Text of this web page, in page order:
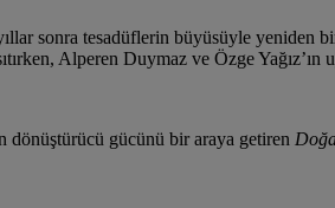
sonra tesadüflerin büyüsüyle yeniden
Alperen Duymaz ve Özge
gücünü bir araya getiren